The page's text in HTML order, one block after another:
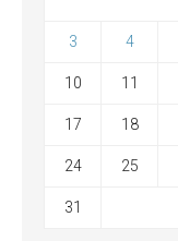
3 4
10 11
17 18
24 25
31